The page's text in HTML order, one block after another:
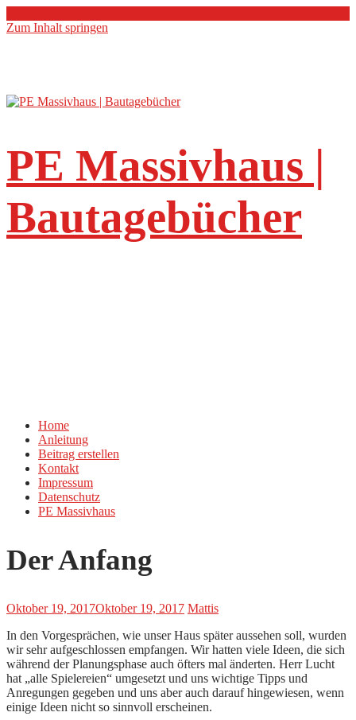
Zum Inhalt springen
PE Massivhaus |
Bautagebücher
Home
Anleitung
Beitrag erstellen
Kontakt
Impressum
Datenschutz
PE Massivhaus
Der Anfang
Oktober 19, 2017Oktober 19, 2017 Mattis
In den Vorgesprächen, wie unser Haus später aussehen soll, wurden
wir sehr aufgeschlossen empfangen. Wir hatten viele Ideen, die sich
während der Planungsphase auch öfters mal änderten. Herr Lucht
hat „alle Spielereien“ umgesetzt und uns wichtige Tipps und
Anregungen gegeben und uns aber auch darauf hingewiesen, wenn
einige Ideen nicht so sinnvoll erscheinen.